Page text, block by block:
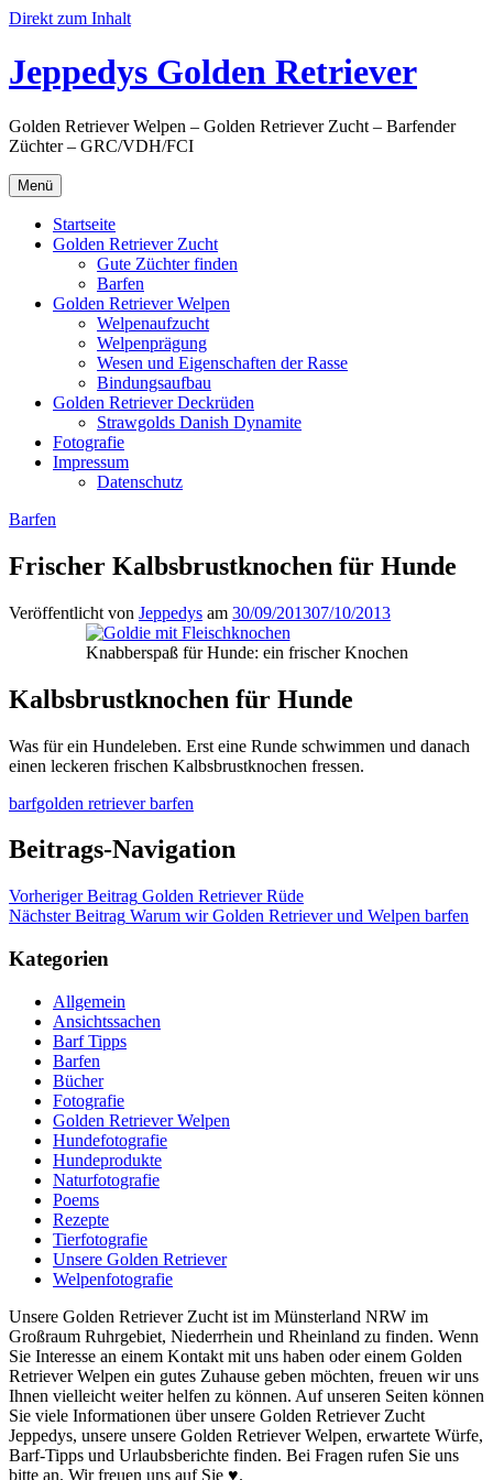
Direkt zum Inhalt
Jeppedys Golden Retriever
Golden Retriever Welpen – Golden Retriever Zucht – Barfender
Züchter – GRC/VDH/FCI
Menü
Startseite
Golden Retriever Zucht
Gute Züchter finden
Barfen
Golden Retriever Welpen
Welpenaufzucht
Welpenprägung
Wesen und Eigenschaften der Rasse
Bindungsaufbau
Golden Retriever Deckrüden
Strawgolds Danish Dynamite
Fotografie
Impressum
Datenschutz
Barfen
Frischer Kalbsbrustknochen für Hunde
Veröffentlicht von Jeppedys am 30/09/201307/10/2013
Knabberspaß für Hunde: ein frischer Knochen
Kalbsbrustknochen für Hunde
Was für ein Hundeleben. Erst eine Runde schwimmen und danach
einen leckeren frischen Kalbsbrustknochen fressen.
barfgolden retriever barfen
Beitrags-Navigation
Vorheriger Beitrag Golden Retriever Rüde
Nächster Beitrag Warum wir Golden Retriever und Welpen barfen
Kategorien
Allgemein
Ansichtssachen
Barf Tipps
Barfen
Bücher
Fotografie
Golden Retriever Welpen
Hundefotografie
Hundeprodukte
Naturfotografie
Poems
Rezepte
Tierfotografie
Unsere Golden Retriever
Welpenfotografie
Unsere Golden Retriever Zucht ist im Münsterland NRW im
Großraum Ruhrgebiet, Niederrhein und Rheinland zu finden. Wenn
Sie Interesse an einem Kontakt mit uns haben oder einem Golden
Retriever Welpen ein gutes Zuhause geben möchten, freuen wir uns
Ihnen vielleicht weiter helfen zu können. Auf unseren Seiten können
Sie viele Informationen über unsere Golden Retriever Zucht
Jeppedys, unsere unsere Golden Retriever Welpen, erwartete Würfe,
Barf-Tipps und Urlaubsberichte finden. Bei Fragen rufen Sie uns
bitte an. Wir freuen uns auf Sie ♥.